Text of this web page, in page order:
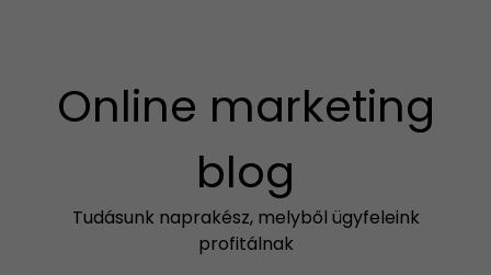
Online marketing
blog
Tudásunk naprakész, melyből ügyfeleink
profitálnak